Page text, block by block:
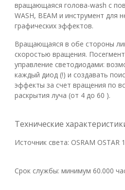
вращающаяся голова-wash с
WASH, BEAM и инструмент для
графических эффектов.
Вращающаяся в обе стороны
скоростью вращения.
управление светодиодами:
каждый диод (!) и создавать
эффекты за счет вращения по
раскрытия луча (от 4 до 60 ).
Технические
Источник света: OSRAM OSTAR
Срок службы: минимум 60.000